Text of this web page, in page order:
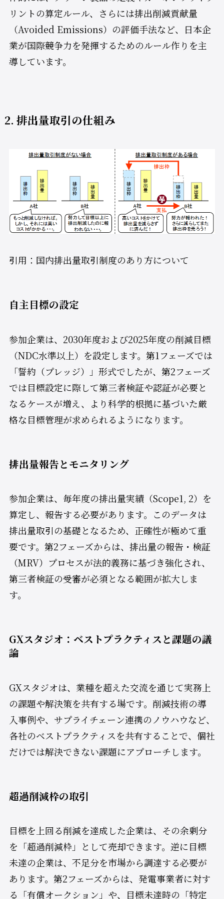
リントの算定ルール、さらには排出削減貢献量
（Avoided Emissions）の評価手法など、日本企
業が国際競争力を発揮するためのルール作りを主
導しています。
2. 排出量取引の仕組み
引用：国内排出量取引制度のあり方について
自主目標の設定
参加企業は、2030年度および2025年度の削減目標
（NDC水準以上）を設定します。第1フェーズでは
「誓約（プレッジ）」形式でしたが、第2フェーズ
では目標設定に際して第三者検証や認証が必要と
なるケースが増え、より科学的根拠に基づいた厳
格な目標管理が求められるようになります。
排出量報告とモニタリング
参加企業は、毎年度の排出量実績（Scope1, 2）を
算定し、報告する必要があります。このデータは
排出量取引の基礎となるため、正確性が極めて重
要です。第2フェーズからは、排出量の報告・検証
（MRV）プロセスが法的義務に基づき強化され、
第三者検証の受審が必須となる範囲が拡大しま
す。
GXスタジオ：ベストプラクティスと課題の議
論
GXスタジオは、業種を超えた交流を通じて実務上
の課題や解決策を共有する場です。削減技術の導
入事例や、サプライチェーン連携のノウハウなど、
各社のベストプラクティスを共有することで、個社
だけでは解決できない課題にアプローチします。
超過削減枠の取引
目標を上回る削減を達成した企業は、その余剰分
を「超過削減枠」として売却できます。逆に目標
未達の企業は、不足分を市場から調達する必要が
あります。第2フェーズからは、発電事業者に対す
る「有償オークション」や、目標未達時の「特定